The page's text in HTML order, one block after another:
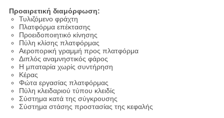
Προαιρετική διαμόρφωση:
Τυλιζόμενο φράχτη
Πλατφόρμα επέκτασης
Προειδοποιητικό κίνησης
Πύλη κλίσης πλατφόρμας
Αεροπορική γραμμή προς πλατφόρμα
Διπλός αναμνηστικός φάρος
Η μπαταρία χωρίς συντήρηση
Κέρας
Φώτα εργασίας πλατφόρμας
Πύλη κλειδαριού τύπου κλειδίς
Σύστημα κατά της σύγκρουσης
Σύστημα στάσης προστασίας της κεφαλής